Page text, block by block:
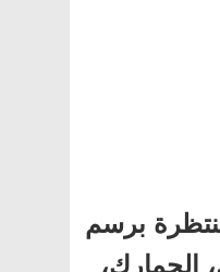
برسم
الجمارك،